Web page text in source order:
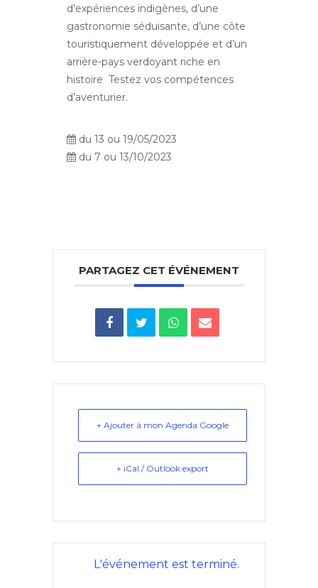
d’expériences indigènes, d’une
gastronomie séduisante, d’une côte
touristiquement développée et d’un
arrière-pays verdoyant riche en
histoire Testez vos compétences
d’aventurier.
du 13 ou 19/05/2023
du 7 ou 13/10/2023
PARTAGEZ CET ÉVÉNEMENT
+ Ajouter à mon Agenda Google
+ iCal / Outlook export
L'événement est terminé.